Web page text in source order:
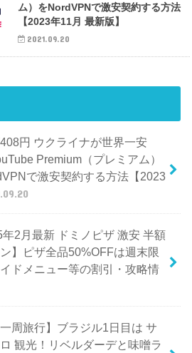
ム）をNordVPNで激安契約する方法
【2023年11月 最新版】
2021.09.20
408円 ウクライナが世界一安
Premium（プレミアム）
で激安契約する方法【2023
年2月最新 ドミノピザ 激安 半額
】ピザ全品50%OFFは週末限
ドメニュー等の割引・攻略情
一周旅行】ブラジル1日目は サ
観光！リベルダーデと味噌ラ